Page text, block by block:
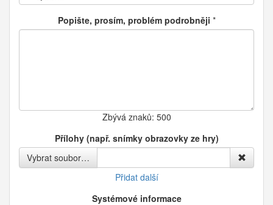
Popište, prosím, problém podrobněji *
Zbývá znaků: 500
Přílohy (např. snímky obrazovky ze hry)
Vybrat soubor…
Přidat další
Systémové informace